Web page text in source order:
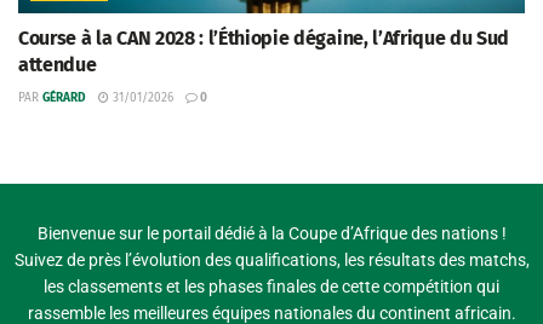
Course à la CAN 2028 : l’Éthiopie dégaine, l’Afrique du Sud
attendue
PAR GÉRARD 31/01/2026 0
Bienvenue sur le portail dédié à la Coupe d’Afrique des nations !
Suivez de près l’évolution des qualifications, les résultats des matchs,
les classements et les phases finales de cette compétition qui
rassemble les meilleures équipes nationales du continent africain.